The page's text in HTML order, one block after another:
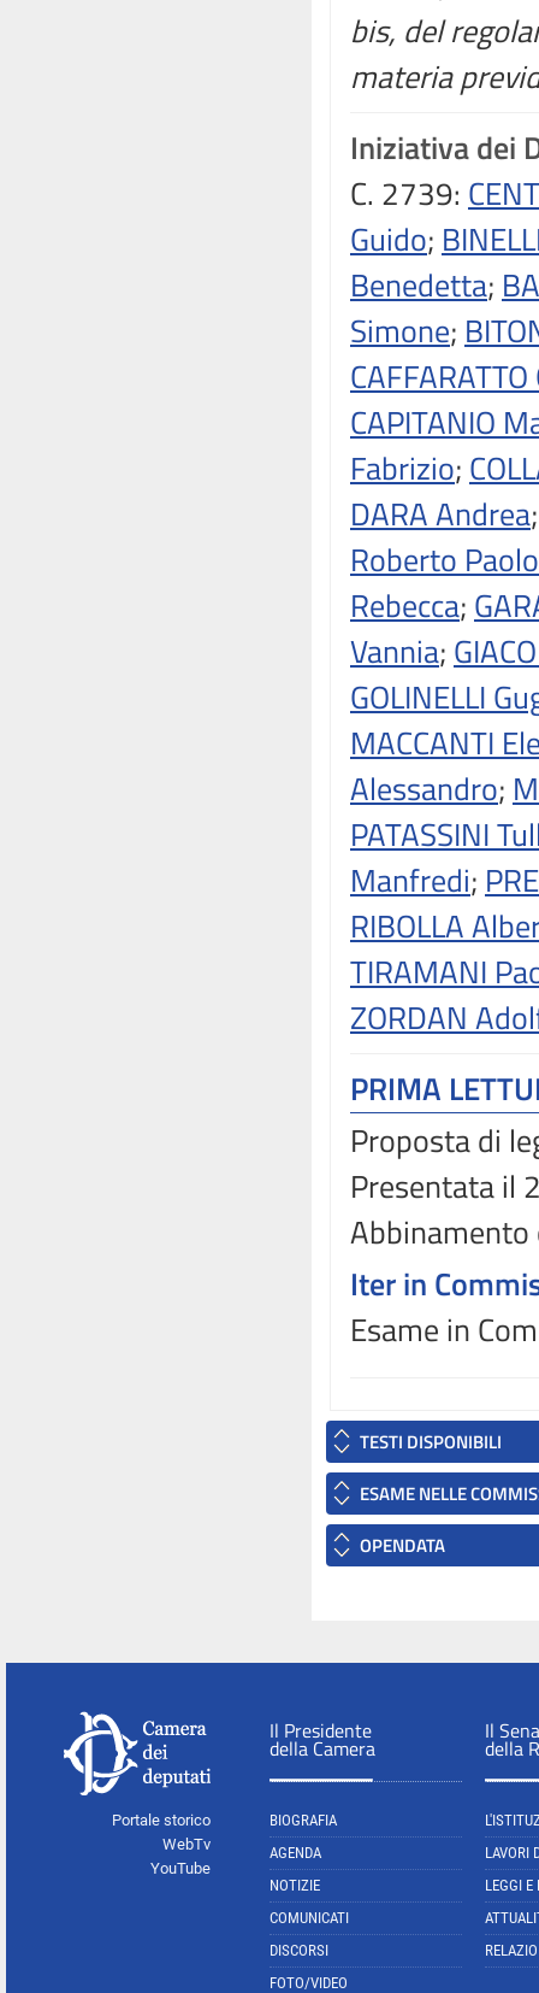
bis, del
materia
Iniziativa dei
C. 2739:
Guido;
Benedetta;
Simone;
CAPITANIO
Fabrizio;
DARA Andrea
Roberto Paolo
Rebecca;
Vannia;
GOLINELLI
MACCANTI
Alessandro;
PATASSINI
Manfredi;
RIBOLLA
TIRAMANI
ZORDAN
PRIMA
Proposta di
Presentata il
Abbinamento
Iter in
Esame in
TESTI DISPONIBILI
ESAME NELLE
OPENDATA
Portale storico
WebTv
YouTube
Il Presidente
della Camera
BIOGRAFIA
AGENDA
NOTIZIE
COMUNICATI
DISCORSI
FOTO/VIDEO
Il
della
LAVORI
LEGGI E